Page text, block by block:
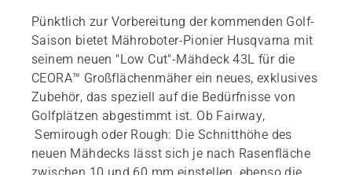
Pünktlich zur Vorbereitung der kommenden Golf-
Saison bietet Mähroboter-Pionier Husqvarna mit
seinem neuen "Low Cut"-Mähdeck 43L für die
CEORA™ Großflächenmäher ein neues, exklusives
Zubehör, das speziell auf die Bedürfnisse von
Golfplätzen abgestimmt ist. Ob Fairway,
Semirough oder Rough: Die Schnitthöhe des
neuen Mähdecks lässt sich je nach Rasenfläche